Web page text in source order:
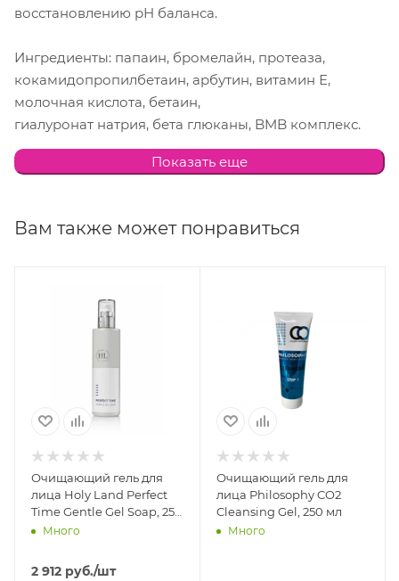
восстановлению рН баланса.
Ингредиенты: папаин, бромелайн, протеаза,
кокамидопропилбетаин, арбутин, витамин Е,
молочная кислота, бетаин,
гиалуронат натрия, бета глюканы, BMB комплекс.
Способ применения: подходит для всех типов кожи,
отработать лёгкими массажными движениями,
Показать еще
Вам также может понравиться
Очищающий гель для
лица Holy Land Perfect
Time Gentle Gel Soap, 250
млМного
2 912 руб./шт
Очищающий гель для
лица Philosophy CO2
Cleansing Gel, 250 мл
Много